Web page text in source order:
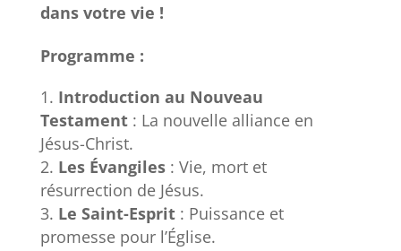
dans votre vie !
Programme :
Introduction au Nouveau
Testament: La nouvelle alliance en
Jésus-Christ.
Les Évangiles: Vie, mort et
résurrection de Jésus.
Le Saint-Esprit: Puissance et
promesse pour l’Église.